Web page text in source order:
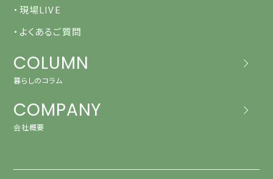
・現場LIVE
・よくあるご質問
COLUMN
暮らしのコラム
COMPANY
会社概要